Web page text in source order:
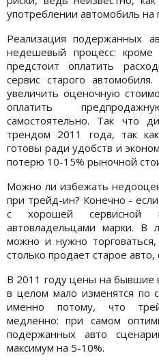
употреблении автомобиль
Реализация подержанных
недешевый процесс: кроме
предстоит оплатить
сервис старого
увеличить оценочную
оплатить
самостоятельно. Так что
трендом 2011 года, так
готовы ради удобств и
потерю 10-15% рыночной
Можно ли избежать
при трейд-ин? Конечно -
с хорошей сервисной
автовладельцами марки.
можно и нужно
столько продает старое авто,
В 2011 году цены на бывшие
в целом мало изменятся
именно потому, что
медленно: при самом
подержанных авто
максимум на 5-10%.